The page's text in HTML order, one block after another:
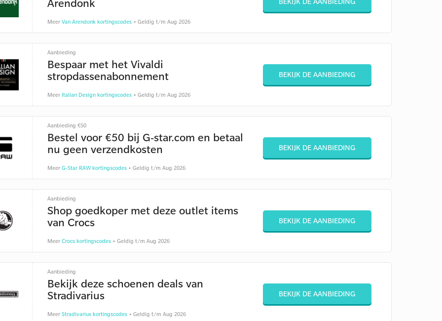
Meer Van Arendonk kortingscodes• Geldig t/m Aug 2026
Aanbieding
Bespaar met het Vivaldi
stropdassenabonnement
Meer Italian Design kortingscodes• Geldig t/m Aug 2026
BEKIJK DE AANBIEDING
Aanbieding €50
Bestel voor €50 bij G-star.com en betaal
nu geen verzendkosten
Meer G-Star RAW kortingscodes• Geldig t/m Aug 2026
BEKIJK DE AANBIEDING
Aanbieding
Shop goedkoper met deze outlet items
van Crocs
Meer Crocs kortingscodes• Geldig t/m Aug 2026
BEKIJK DE AANBIEDING
Aanbieding
Bekijk deze schoenen deals van
Stradivarius
Meer Stradivarius kortingscodes• Geldig t/m Aug 2026
BEKIJK DE AANBIEDING